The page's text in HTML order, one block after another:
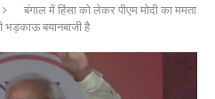
बंगाल में हिंसा को लेकर पीएम मोदी का ममता
बयानबाजी है